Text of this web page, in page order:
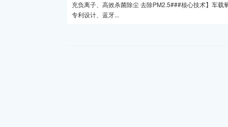
充负离子、高效杀菌除尘 去除PM2.5###核心技术】车载
专利设计、蓝牙...